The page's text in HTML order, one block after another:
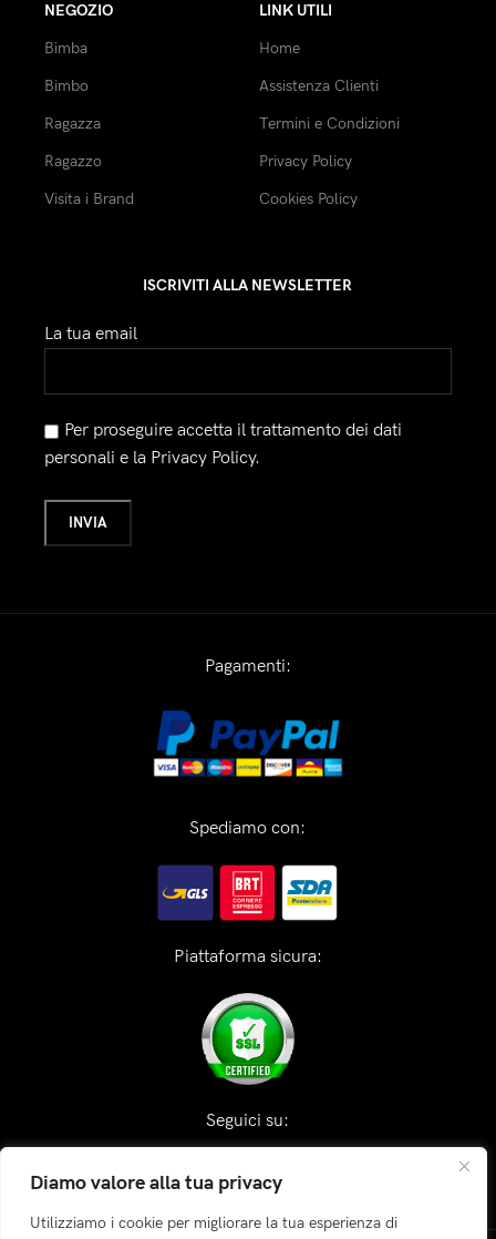
Diamo valore alla tua privacy
Utilizziamo i cookie per migliorare la tua esperienza di
NEGOZIO
Bimba
Bimbo
Ragazza
Ragazzo
Visita i Brand
LINK UTILI
Home
Assistenza Clienti
Termini e Condizioni
Privacy Policy
Cookies Policy
ISCRIVITI ALLA NEWSLETTER
La tua email
Per proseguire accetta il trattamento dei dati
personali e la Privacy Policy.
Pagamenti:
Spediamo con:
Piattaforma sicura:
Seguici su: